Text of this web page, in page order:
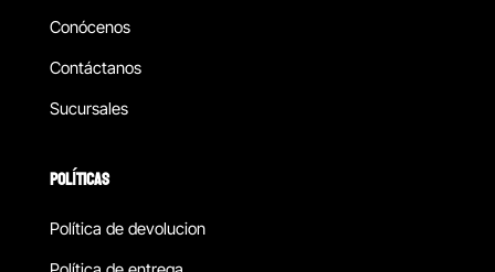
Conócenos
Contáctanos
Sucursales
POLÍTICAS
Política de devolucion